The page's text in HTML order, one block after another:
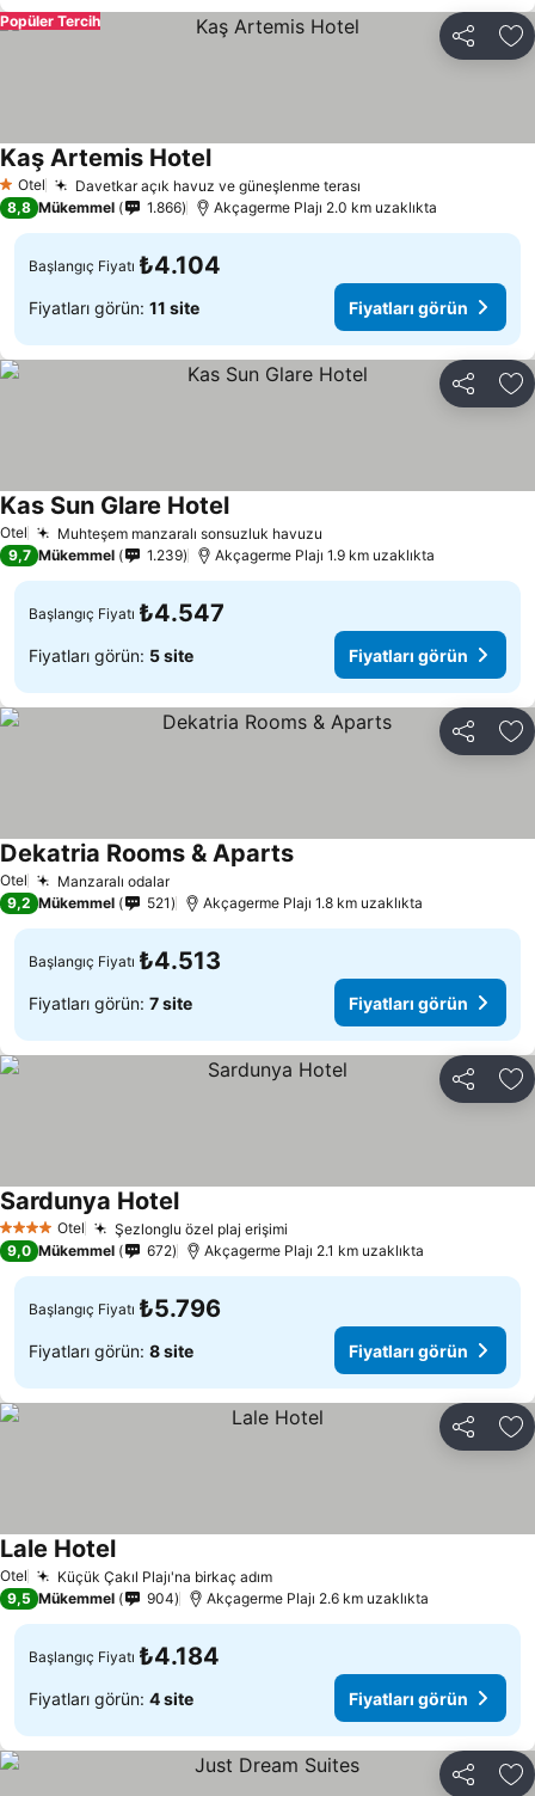
Paylaş
Popüler Tercih
1 Yıldız
Otel Davetkar açık havuz ve güneşlenme terası
Kaş Artemis Hotel
8,8 Mükemmel 1.866 Akçagerme Plajı 2.0 km uzaklıkta
Başlangıç Fiyatı ₺4.104
Fiyatları görün: 11 site Fiyatları görün
Paylaş
Otel Muhteşem manzaralı sonsuzluk havuzu
Kas Sun Glare Hotel
9,7 Mükemmel 1.239 Akçagerme Plajı 1.9 km uzaklıkta
Başlangıç Fiyatı ₺4.547
Fiyatları görün: 5 site Fiyatları görün
Paylaş
Otel Manzaralı odalar
Dekatria Rooms & Aparts
9,2 Mükemmel 521 Akçagerme Plajı 1.8 km uzaklıkta
Başlangıç Fiyatı ₺4.513
Fiyatları görün: 7 site Fiyatları görün
Paylaş
4 Yıldız Otel Şezlonglu özel plaj erişimi
Sardunya Hotel
9,0 Mükemmel 672 Akçagerme Plajı 2.1 km uzaklıkta
Başlangıç Fiyatı ₺5.796
Fiyatları görün: 8 site Fiyatları görün
Paylaş
Otel Küçük Çakıl Plajı'na birkaç adım
Lale Hotel
9,5 Mükemmel 904 Akçagerme Plajı 2.6 km uzaklıkta
Başlangıç Fiyatı ₺4.184
Fiyatları görün: 4 site Fiyatları görün
Paylaş